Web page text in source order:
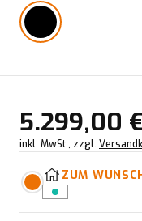
5.299,00
inkl. MwSt., zzgl.
ZUM